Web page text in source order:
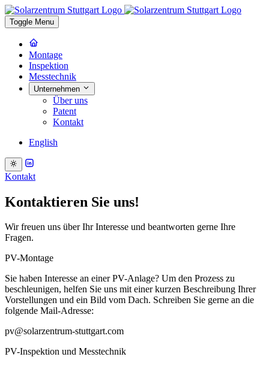
Toggle Menu
Montage
Inspektion
Messtechnik
Unternehmen
Über uns
Patent
Kontakt
English
Kontakt
Kontaktieren Sie uns!
Wir freuen uns über Ihr Interesse und beantworten gerne Ihre
Fragen.
PV-Montage
Sie haben Interesse an einer PV-Anlage? Um den Prozess zu
beschleunigen, helfen Sie uns mit einer kurzen Beschreibung Ihrer
Vorstellungen und ein Bild vom Dach. Schreiben Sie gerne an die
folgende Mail-Adresse:
pv@solarzentrum-stuttgart.com
PV-Inspektion und Messtechnik